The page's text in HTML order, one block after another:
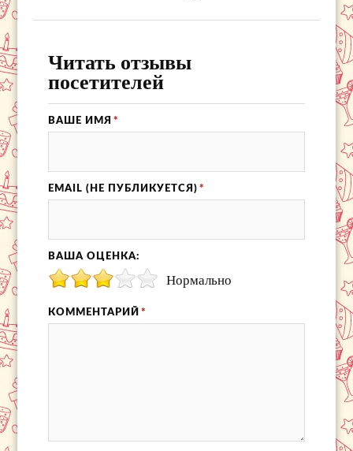
Читать отзывы
посетителей
ВАШЕ ИМЯ *
EMAIL (НЕ ПУБЛИКУЕТСЯ) *
ВАША ОЦЕНКА:
Нормально
КОММЕНТАРИЙ *